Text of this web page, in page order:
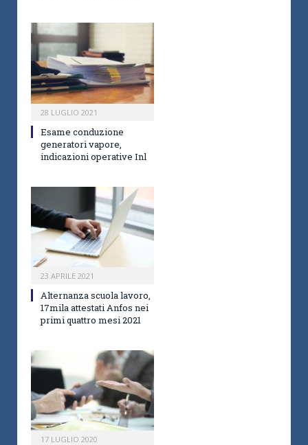
28 LUGLIO 2021
Esame conduzione
generatori vapore,
indicazioni operative Inl
23 APRILE 2021
Alternanza scuola lavoro,
17mila attestati Anfos nei
primi quattro mesi 2021
17 LUGLIO 2020